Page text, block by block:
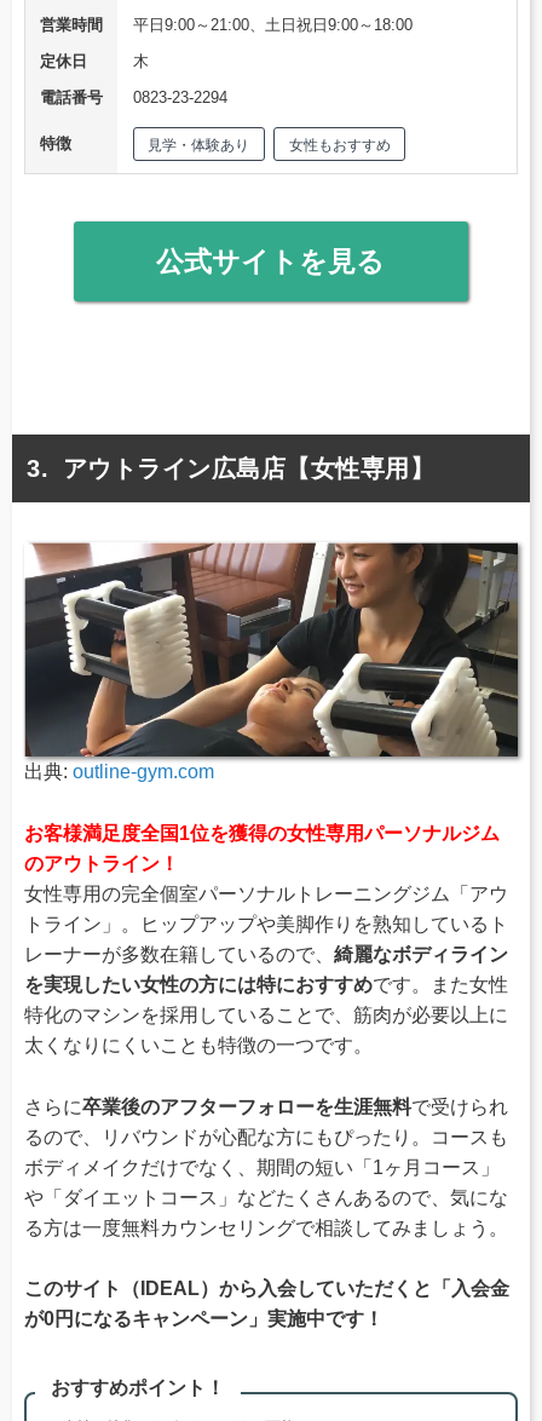
営業時間
平日9:00～21:00、土日祝日9:00～18:00
定休日
木
電話番号
0823-23-2294
特徴 見学・体験あり 女性もおすすめ
公式サイトを見る
アウトライン広島店【女性専用】
出典: outline-gym.com
お客様満足度全国1位を獲得の女性専用パーソナルジム
のアウトライン！
女性専用の完全個室パーソナルトレーニングジム「アウ
トライン」。ヒップアップや美脚作りを熟知しているト
レーナーが多数在籍しているので、 綺麗なボディライン
を実現したい女性の方には特におすすめです。また女性
特化のマシンを採用していることで、筋肉が必要以上に
太くなりにくいことも特徴の一つです。
さらに卒業後のアフターフォローを生涯無料で受けられ
るので、リバウンドが心配な方にもぴったり。コースも
ボディメイクだけでなく、期間の短い「1ヶ月コース」
や「ダイエットコース」などたくさんあるので、気にな
る方は一度無料カウンセリングで相談してみましょう。
このサイト（IDEAL）から入会していただくと「入会金
が0円になるキャンペーン」実施中です！
おすすめポイント！